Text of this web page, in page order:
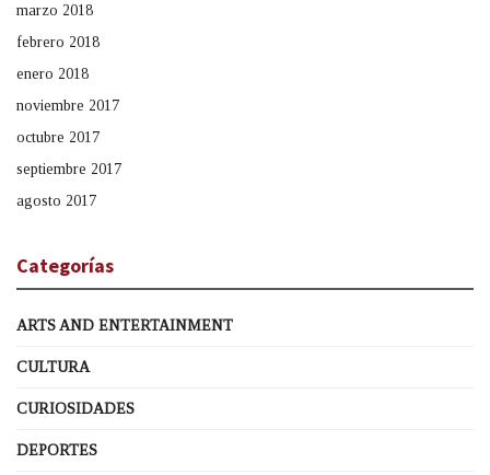
marzo 2018
febrero 2018
enero 2018
noviembre 2017
octubre 2017
septiembre 2017
agosto 2017
Categorías
ARTS AND ENTERTAINMENT
CULTURA
CURIOSIDADES
DEPORTES